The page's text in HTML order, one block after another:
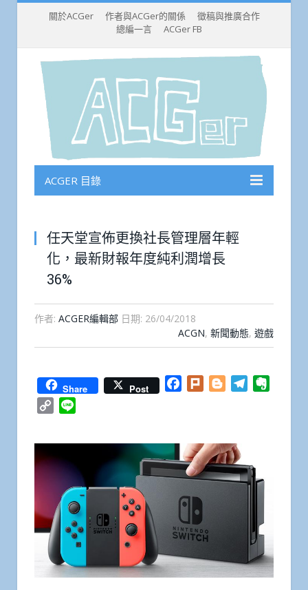
關於ACGer 作者與ACGer的關係
徵稿與推廣合作
總編一言
ACGer FB
ACGER 目錄
任天堂宣佈更換社長管理層年輕
化，最新財報年度純利潤增長
36%
作者: ACGER編輯部 日期: 26/04/2018
ACGN, 新聞動態, 遊戲
Share Post Facebook
Plurk BloggerTelegram
Copy